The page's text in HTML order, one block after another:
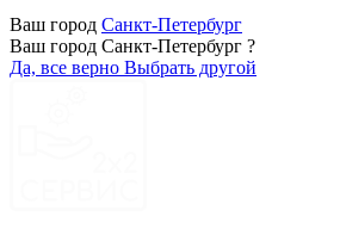
Ваш город Санкт-Петербург
Ваш город Санкт-Петербург ?
Да, все верно Выбрать другой